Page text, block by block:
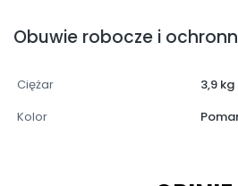
Obuwie robocze i
Ciężar
3,9 kg
Kolor